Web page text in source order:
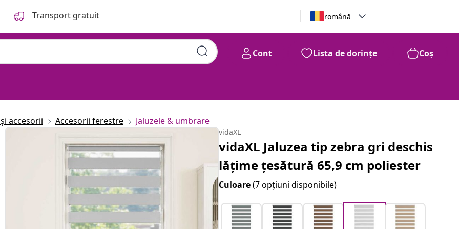
Transport gratuit română
Cont Lista de dorințe Coș
accesorii Accesorii ferestre Jaluzele & umbrare
vidaXL
vidaXL Jaluzea tip zebra gri deschis
lățime țesătură 65,9 cm poliester
Culoare(7 opțiuni disponibile)